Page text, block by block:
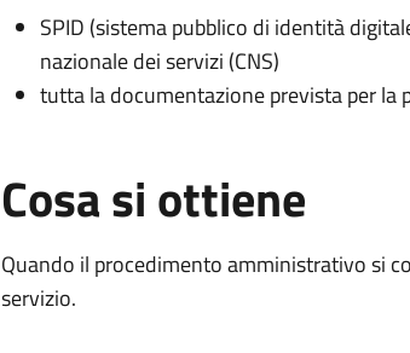
SPID (sistema pubblico di identità
nazionale dei servizi (CNS)
tutta la documentazione prevista per la
Cosa si ottiene
Quando il procedimento amministrativo si
servizio.